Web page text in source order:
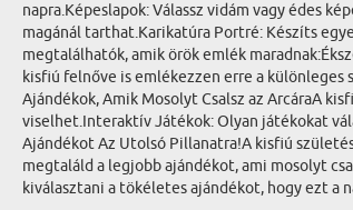
napra.Képeslapok: Válassz vidám vagy édes
magánál tarthat.Karikatúra Portré: Készíts
megtalálhatók, amik örök emlék
kisfiú felnőve is emlékezzen erre a különleges
Ajándékok, Amik Mosolyt Csalsz az ArcáraA
viselhet.Interaktív Játékok: Olyan játékokat
Ajándékot Az Utolsó Pillanatra!A kisfiú
megtaláld a legjobb ajándékot, ami mosolyt
kiválasztani a tökéletes ajándékot, hogy ezt a